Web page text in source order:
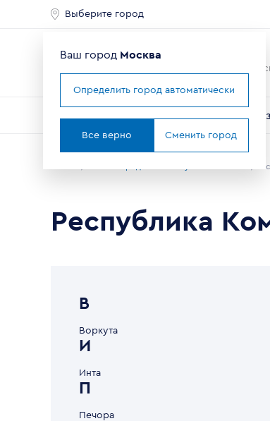
Выберите город
Ведущий мировой
производитель оконных
Для
Республика
В
Воркута
И
Инта
П
Печора
Ваш город Москва
Определить город автоматически
Все верно Сменить город